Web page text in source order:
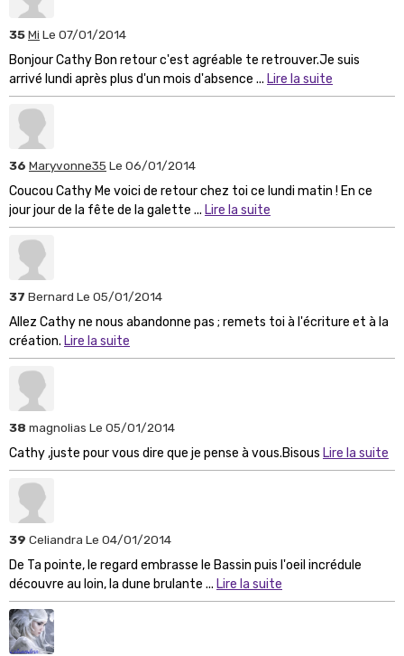
35Mi Le 07/01/2014
Bonjour Cathy Bon retour c'est agréable te retrouver.Je suis
arrivé lundi après plus d'un mois d'absence ... Lire la suite
36 Maryvonne35 Le 06/01/2014
Coucou Cathy Me voici de retour chez toi ce lundi matin ! En ce
jour jour de la fête de la galette ... Lire la suite
37 Bernard Le 05/01/2014
Allez Cathy ne nous abandonne pas ; remets toi à l'écriture et à la
création. Lire la suite
38 magnolias Le 05/01/2014
Cathy ,juste pour vous dire que je pense à vous.Bisous Lire la suite
39 Celiandra Le 04/01/2014
De Ta pointe, le regard embrasse le Bassin puis l'oeil incrédule
découvre au loin, la dune brulante ... Lire la suite